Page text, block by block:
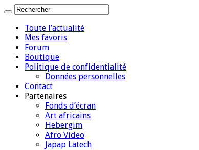
Toute l’actualité
Mes favoris
Forum
Boutique
Politique de confidentialité
Données personnelles
Contact
Partenaires
Fonds d’écran
Art africains
Hebergim
Afro Video
Japap Latech